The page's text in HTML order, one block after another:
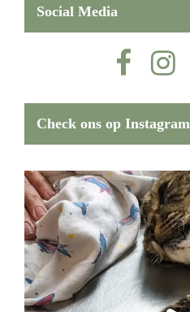
Social Media
Check ons op Instagram